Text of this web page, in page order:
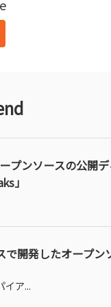
プンソースの公開
」
開発したオープン
ア...